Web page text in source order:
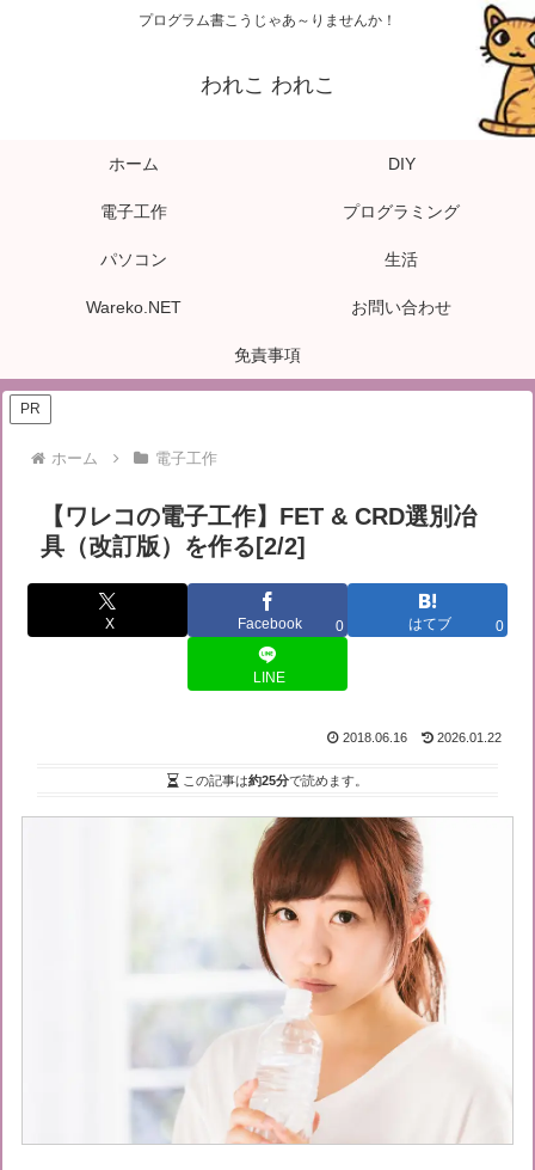
プログラム書こうじゃあ～りませんか！
われこ われこ
ホーム DIY
電子工作 プログラミング
パソコン 生活
Wareko.NET お問い合わせ
免責事項
PR
ホーム 電子工作
【ワレコの電子工作】FET & CRD選別冶
具（改訂版）を作る[2/2]
X Facebook 0 はてブ 0
LINE
2018.06.16 2026.01.22
この記事は約25分で読めます。